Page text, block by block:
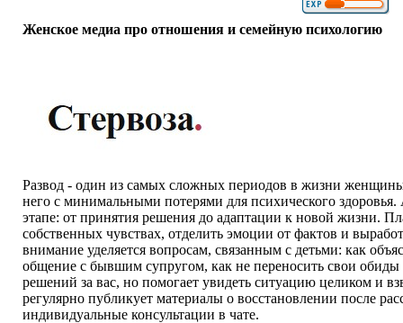
Женское медиа про отношения и семейную психологию
Развод - один из самых сложных периодов в жизни
него с минимальными потерями для психического
этапе: от принятия решения до адаптации к новой жизни.
собственных чувствах, отделить эмоции от фактов и
внимание уделяется вопросам, связанным с детьми: как
общение с бывшим супругом, как не переносить свои
решений за вас, но помогает увидеть ситуацию целиком и
регулярно публикует материалы о восстановлении после
индивидуальные консультации в чате.